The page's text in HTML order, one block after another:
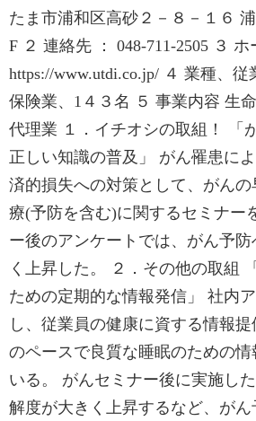
たま市浦和区高砂２－８－１６
F ２ 連絡先 ： 048-711-2505 ３ ホ
https://www.utdi.co.jp/ ４ 業種、従
保険業、1４３名 ５ 事業内容 生
代理業 １．イチオシの取組！ 「
正しい知識の普及」 がん罹患に
済的損失への対策として、がん
療(予防を含む)に関するセミナー
ー後のアンケートでは、がん予防
く上昇した。 ２．その他の取組
ための定期的な情報発信」 社内
し、従業員の健康に資する情報
のペースで良質な睡眠のための
いる。 がんセミナー後に実施し
解度が大きく上昇するなど、がん